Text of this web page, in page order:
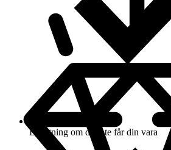
Ersättning om du inte får din vara